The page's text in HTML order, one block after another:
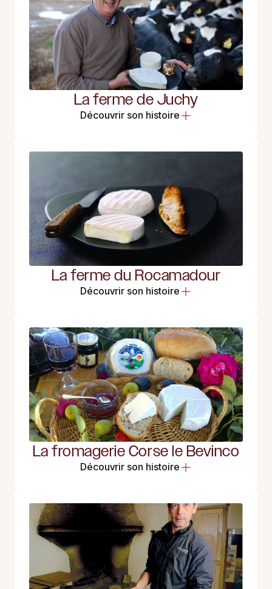
La ferme de Juchy
Découvrir son histoire
La ferme du Rocamadour
Découvrir son histoire
La fromagerie Corse le Bevinco
Découvrir son histoire